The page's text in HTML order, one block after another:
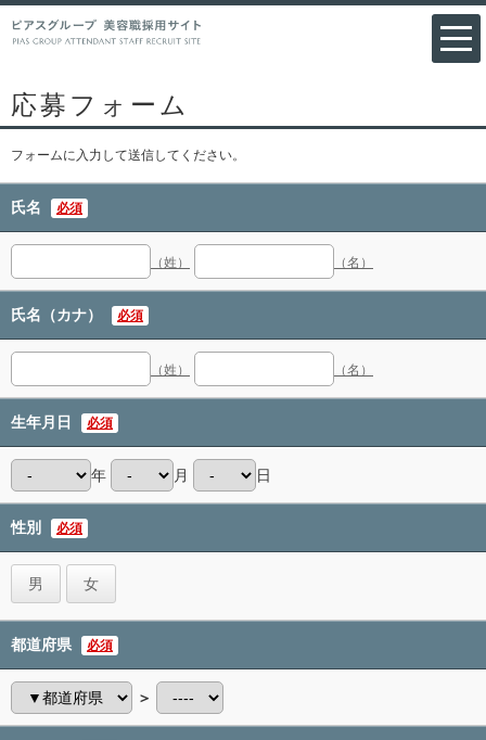
応募フォーム
フォームに入力して送信してください。
氏名 必須
（姓） （名）
氏名（カナ） 必須
（姓） （名）
生年月日 必須
年 月 日
性別 必須
男 女
都道府県 必須
＞